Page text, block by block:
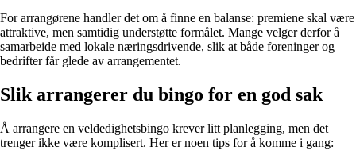
For arrangørene handler det om å finne en balanse: premiene skal være
attraktive, men samtidig understøtte formålet. Mange velger derfor å
samarbeide med lokale næringsdrivende, slik at både foreninger og
bedrifter får glede av arrangementet.
Slik arrangerer du bingo for en god sak
Å arrangere en veldedighetsbingo krever litt planlegging, men det
trenger ikke være komplisert. Her er noen tips for å komme i gang: